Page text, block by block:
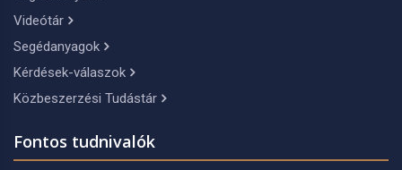
Videótár
Segédanyagok
Kérdések-válaszok
Közbeszerzési Tudástár
Fontos tudnivalók